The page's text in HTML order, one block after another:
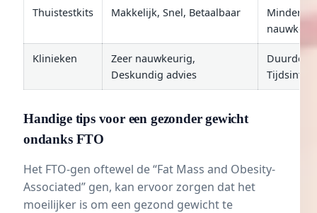
Thuistestkits Makkelijk, Snel, Betaalbaar
Minder
Klinieken
Zeer nauwkeurig,
Deskundig advies
Duurder,
Handige tips voor een gezonder gewicht
ondanks FTO
Het FTO-gen oftewel de “Fat Mass and Obesity-
Associated” gen, kan ervoor zorgen dat het
moeilijker is om een gezond gewicht te